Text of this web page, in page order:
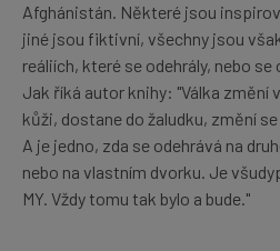
Afghánistán. Některé jsou
jiné jsou fiktivní, všechny jsou
reáliích, které se odehrály, nebo
Jak říká autor knihy: "Válka změní
kůži, dostane do žaludku, změní
A je jedno, zda se odehrává na
nebo na vlastním dvorku. Je
MY. Vždy tomu tak bylo a bude."